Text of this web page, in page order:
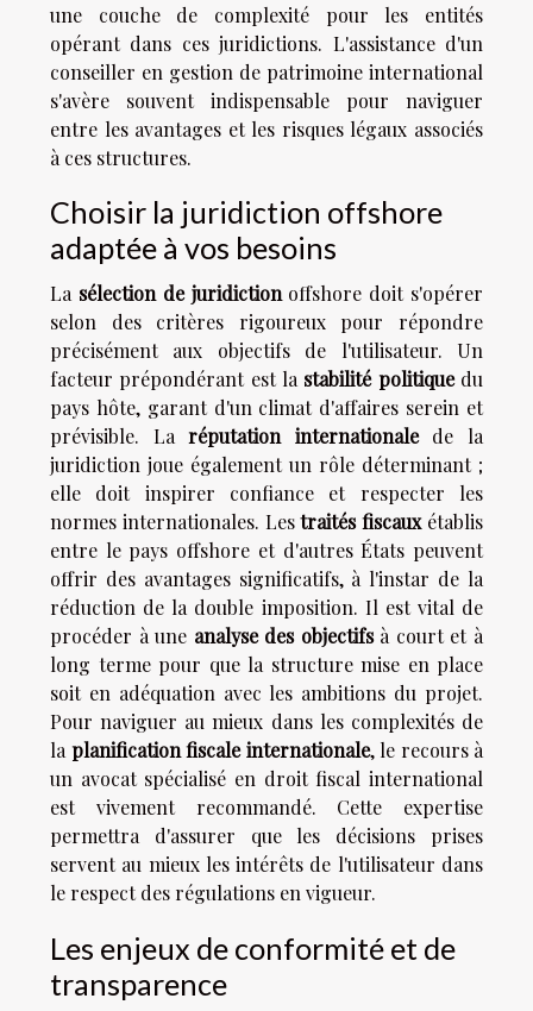
une couche de complexité pour les entités
opérant dans ces juridictions. L'assistance d'un
conseiller en gestion de patrimoine international
s'avère souvent indispensable pour naviguer
entre les avantages et les risques légaux associés
à ces structures.
Choisir la juridiction offshore
adaptée à vos besoins
La sélection de juridictionoffshore doit s'opérer
selon des critères rigoureux pour répondre
précisément aux objectifs de l'utilisateur. Un
facteur prépondérant est la stabilité politiquedu
pays hôte, garant d'un climat d'affaires serein et
prévisible. Laréputation internationalede la
juridiction joue également un rôle déterminant ;
elle doit inspirer confiance et respecter les
normes internationales. Lestraités fiscauxétablis
entre le pays offshore et d'autres États peuvent
offrir des avantages significatifs, à l'instar de la
réduction de la double imposition. Il est vital de
procéder à une analyse des objectifsà court et à
long terme pour que la structure mise en place
soit en adéquation avec les ambitions du projet.
Pour naviguer au mieux dans les complexités de
laplanification fiscale internationale, le recours à
un avocat spécialisé en droit fiscal international
est vivement recommandé. Cette expertise
permettra d'assurer que les décisions prises
servent au mieux les intérêts de l'utilisateur dans
le respect des régulations en vigueur.
Les enjeux de conformité et de
transparence